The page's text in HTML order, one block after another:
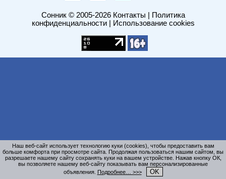
Сонник© 2005-2026 Контакты
Политика
конфиденциальности| Использование cookies
Наш веб-сайт использует технологию куки (cookies), чтобы предоставить вам
больше комфорта при просмотре сайта. Продолжая пользоваться нашим сайтом, вы
разрешаете нашему сайту сохранять куки на вашем устройстве. Нажав кнопку ОК,
вы позволяете нашему веб-сайту показывать вам персонализированные
объявления. Подробнее… >>> OK